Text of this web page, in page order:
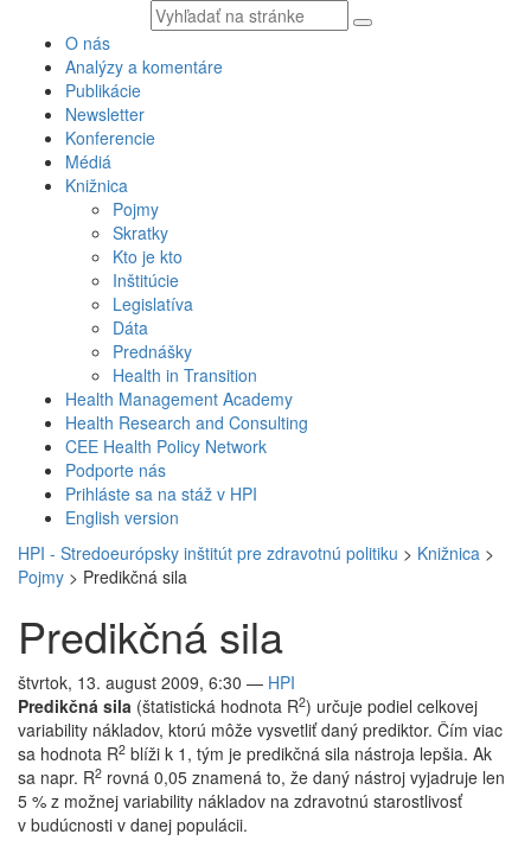
Vyhľadávaný
text
O nás
Analýzy a komentáre
Publikácie
Newsletter
Konferencie
Médiá
Knižnica
Pojmy
Skratky
Kto je kto
Inštitúcie
Legislatíva
Dáta
Prednášky
Health in Transition
Health Management Academy
Health Research and Consulting
CEE Health Policy Network
Podporte nás
Prihláste sa na stáž v HPI
English version
HPI - Stredoeurópsky inštitút pre zdravotnú politiku > Knižnica >
Pojmy > Predikčná sila
Predikčná sila
štvrtok, 13. august 2009, 6:30 — HPI
Predikčná sila (štatistická hodnota R2) určuje podiel celkovej
variability nákladov, ktorú môže vysvetliť daný prediktor. Čím viac
sa hodnota R2 blíži k 1, tým je predikčná sila nástroja lepšia. Ak
sa napr. R2 rovná 0,05 znamená to, že daný nástroj vyjadruje len
5 % z možnej variability nákladov na zdravotnú starostlivosť
v budúcnosti v danej populácii.